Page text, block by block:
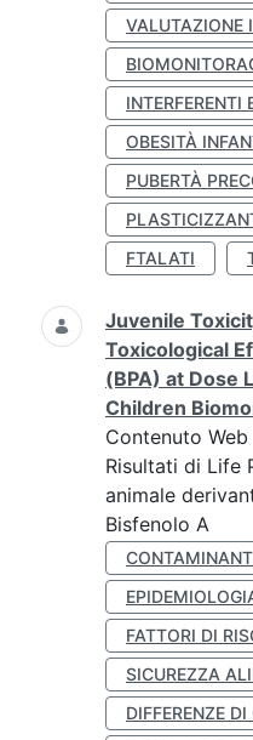
VALUTAZIONE
INTERFERENTI
OBESITÀ
PUBERTÀ
FTALATI
Juvenile
Toxicological
(BPA) at Dose
Children
Contenuto Web
Risultati di Life
animale
Bisfenolo A
FATTORI DI
SICUREZZA
DIFFERENZE DI